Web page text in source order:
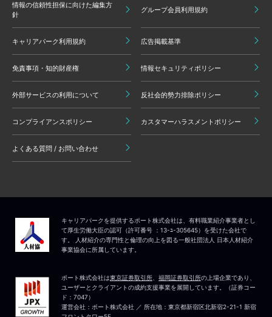
情報の信頼性担保に向けた編集方
針
グループ会員利用規約
キャリアパーク利用規約 広告掲載基準
免責事項・知的財産権 情報セキュリティポリシー
外部サービスの利用について 反社会的勢力排除ポリシー
コンプライアンスポリシー カスタマーハラスメントポリシー
よくある質問 / お問い合わせ